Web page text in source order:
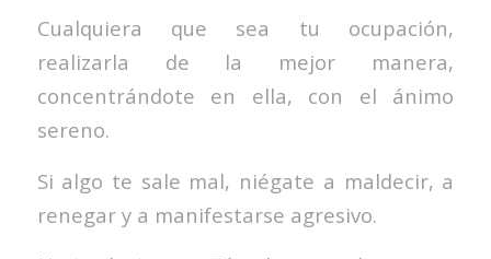
Cualquiera que sea tu ocupación,
realizarla de la mejor manera,
concentrándote en ella, con el ánimo
sereno.
Si algo te sale mal, niégate a maldecir, a
renegar y a manifestarse agresivo.